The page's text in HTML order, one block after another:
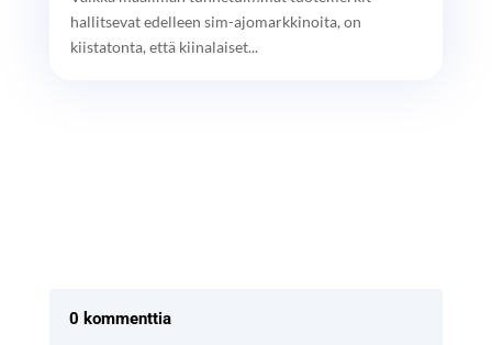
hallitsevat edelleen sim-ajomarkkinoita, on
kiistatonta, että kiinalaiset...
0 kommenttia